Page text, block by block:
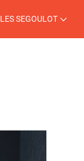
LES SEGOULOT